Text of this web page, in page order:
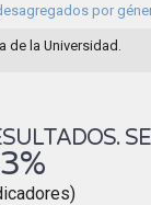
por
de la Universidad.